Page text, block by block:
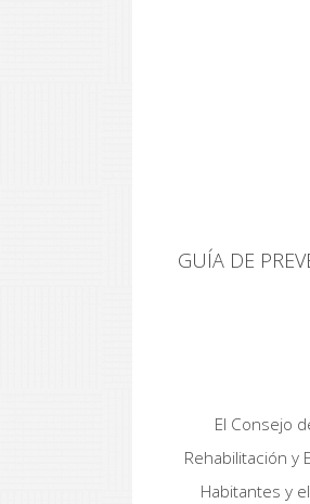
GUÍA DE
El Consejo
Rehabilitación y
Habitantes y